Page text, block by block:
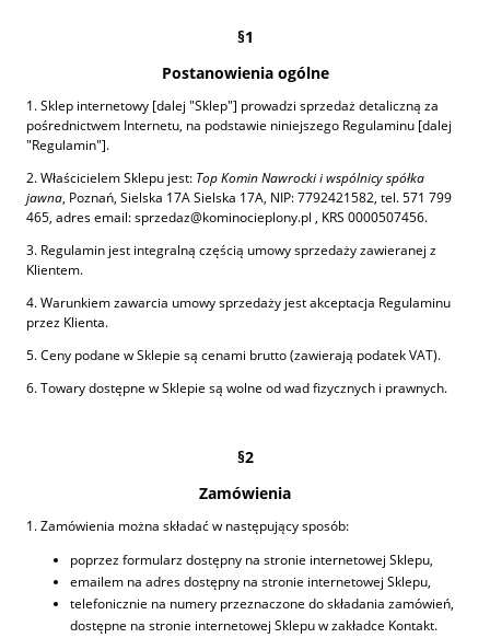
§1
Postanowienia ogólne
1. Sklep internetowy [dalej "Sklep"] prowadzi sprzedaż detaliczną za
pośrednictwem Internetu, na podstawie niniejszego Regulaminu [dalej
"Regulamin"].
2. Właścicielem Sklepu jest: Top Komin Nawrocki i wspólnicy spółka
jawna, Poznań, Sielska 17A Sielska 17A, NIP: 7792421582, tel. 571 799
465, adres email: sprzedaz@kominocieplony.pl , KRS 0000507456.
3. Regulamin jest integralną częścią umowy sprzedaży zawieranej z
Klientem.
4. Warunkiem zawarcia umowy sprzedaży jest akceptacja Regulaminu
przez Klienta.
5. Ceny podane w Sklepie są cenami brutto (zawierają podatek VAT).
6. Towary dostępne w Sklepie są wolne od wad fizycznych i prawnych.
§2
Zamówienia
1. Zamówienia można składać w następujący sposób:
poprzez formularz dostępny na stronie internetowej Sklepu,
emailem na adres dostępny na stronie internetowej Sklepu,
telefonicznie na numery przeznaczone do składania zamówień,
dostępne na stronie internetowej Sklepu w zakładce Kontakt.